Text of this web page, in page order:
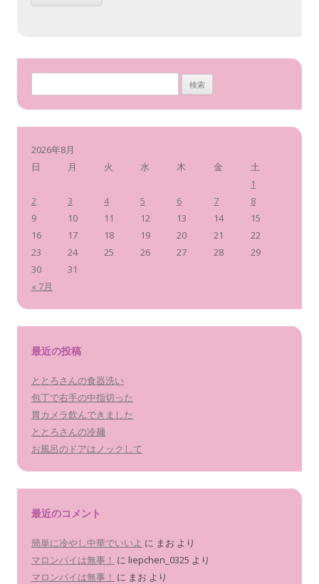
索
2026年8月
日
月 火 水 木 金 土
« 7月
1
2
3 4 5 6 7
8
9
10 11 12 13 14
15
16
17 18 19 20 21
22
23
24 25 26 27 28
29
30
31
最近の投稿
ととろさんの食器洗い
包丁で右手の中指切った
胃カメラ飲んできました
ととろさんの冷麺
お風呂のドアはノックして
最近のコメント
簡単に冷やし中華でいいよ に まお より
マロンパイは無事！ に liepchen_0325 より
マロンパイは無事！ に まお より